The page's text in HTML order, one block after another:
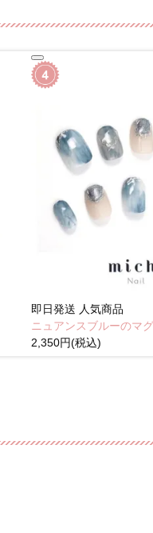
即日発送 人気商品
ニュアンスブルーのマ
2,350円(税込)